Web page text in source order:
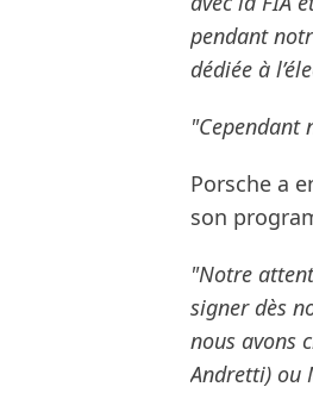
pendant
dédiée à
"Cependant
Porsche a
son
"Notre
signer dès
nous avons
Andretti) ou